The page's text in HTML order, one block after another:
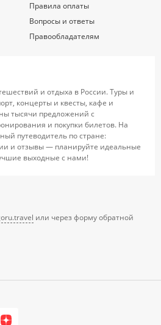
Правила оплаты
Вопросы и ответы
Правообладателям
и отдыха в России. Туры и
концерты и квесты, кафе и
тысячи предложений с
и покупки билетов. На
путеводитель по стране:
и отзывы — планируйте идеальные
выходные с нами!
или через форму обратной